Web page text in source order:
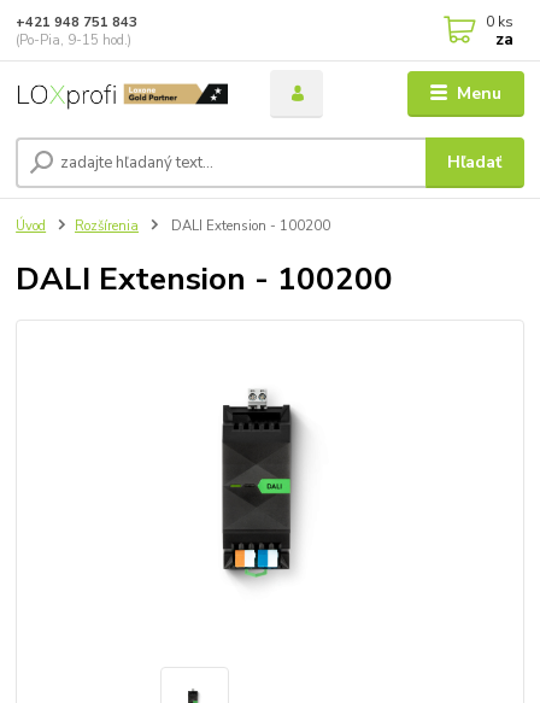
Menu
Hľadať
+421 948 751 843
(Po-Pia, 9-15 hod.)
0 ks
za
Úvod Rozšírenia DALI Extension - 100200
DALI Extension - 100200